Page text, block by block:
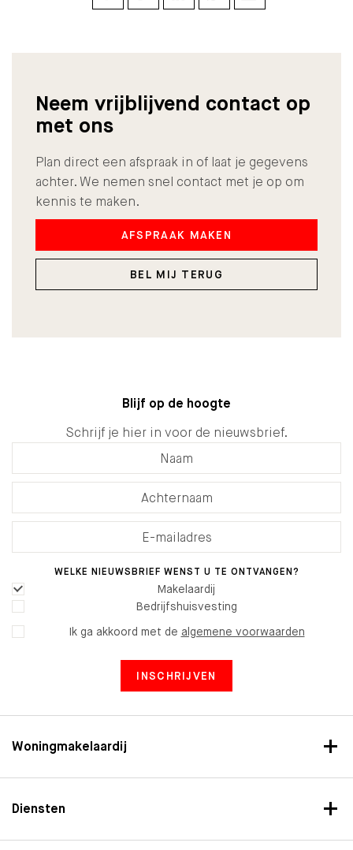
Neem vrijblijvend contact op
met ons
Plan direct een afspraak in of laat je gegevens
achter. We nemen snel contact met je op om
kennis te maken.
AFSPRAAK MAKEN
BEL MIJ TERUG
Woningmakelaardij
Diensten
Blijf op de hoogte
Schrijf je hier in voor de nieuwsbrief.
WELKE NIEUWSBRIEF WENST U TE ONTVANGEN?
Makelaardij
Bedrijfshuisvesting
Ik ga akkoord met de algemene voorwaarden
INSCHRIJVEN